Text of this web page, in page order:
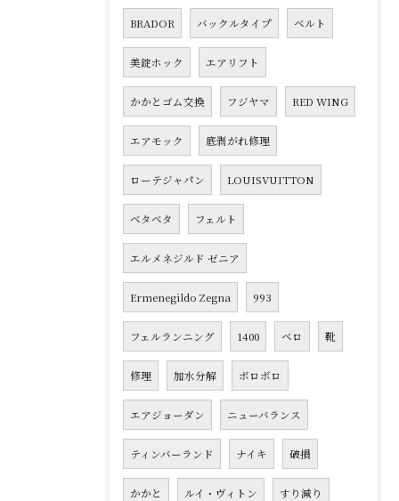
BRADOR バックルタイプ ベルト
美錠ホック エアリフト
かかとゴム交換 フジヤマ RED WING
エアモック 底剥がれ修理
ローテジャパン LOUISVUITTON
ベタベタ フェルト
エルメネジルド ゼニア
Ermenegildo Zegna 993
フェルランニング 1400 ベロ 靴
修理 加水分解 ボロボロ
エアジョーダン ニューバランス
ティンバーランド ナイキ 破損
かかと ルイ・ヴィトン すり減り